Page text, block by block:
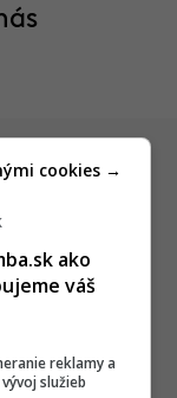
Komárna sa má
zvýši sa jej
ako
váš
reklamy a
služieb
cookies →